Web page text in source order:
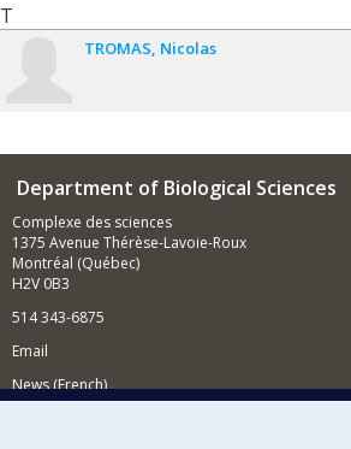
T
TROMAS Nicolas
Department of Biological Sciences
Complexe des sciences
1375 Avenue Thérèse-Lavoie-Roux
Montréal (Québec)
H2V 0B3
514 343-6875
Email
News (French)